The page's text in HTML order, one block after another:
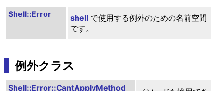
Shell::Error shellで使用する例外のための名前空間
です。
例外クラス
Shell::Error::CantApplyMethod